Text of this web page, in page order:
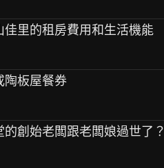
佳里的租房費用和生活機能
陶板屋餐券
的創始老闆跟老闆娘過世了？